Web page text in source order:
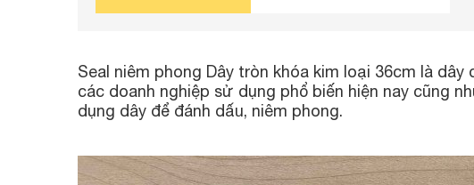
Seal niêm phong Dây tròn khóa kim loại 36cm là
các doanh nghiệp sử dụng phổ biến hiện nay cũng
dụng dây để đánh dấu, niêm phong.